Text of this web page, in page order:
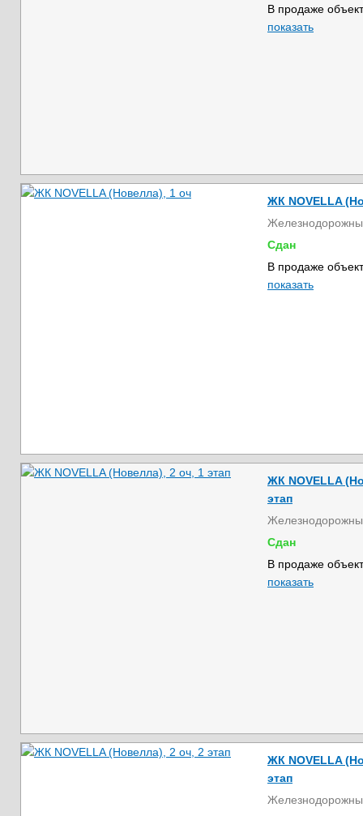
В продаже
показать
ЖК NOVELLA
Сдан
В продаже
показать
ЖК NOVELLA
этап
Сдан
В продаже
показать
ЖК NOVELLA
этап